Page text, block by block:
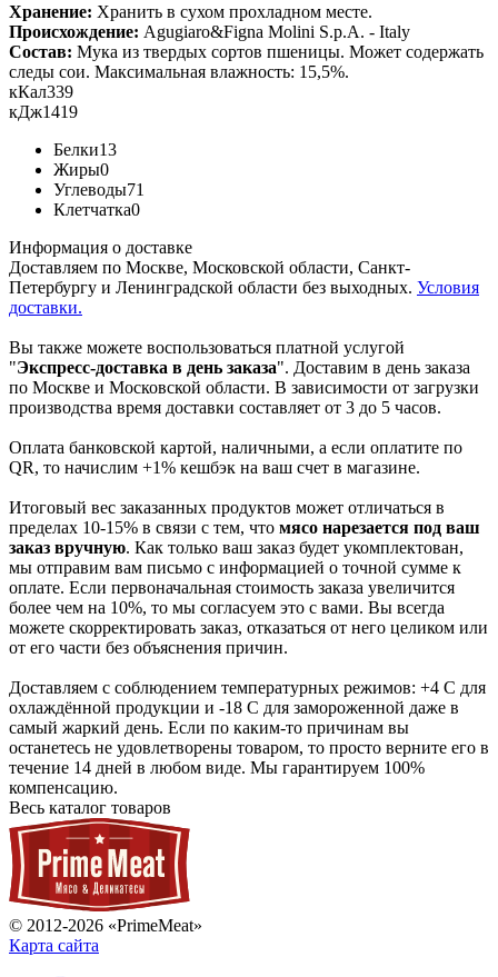
Хранение: Хранить в сухом прохладном месте.
Происхождение: Agugiaro&Figna Molini S.p.A. - Italy
Состав: Мука из твердых сортов пшеницы. Может содержать
следы сои. Максимальная влажность: 15,5%.
кКал339
кДж1419
Белки13
Жиры0
Углеводы71
Клетчатка0
Информация о доставке
Доставляем по Москве, Московской области, Санкт-
Петербургу и Ленинградской области без выходных. Условия
доставки.
Вы также можете воспользоваться платной услугой
"Экспресс-доставка в день заказа". Доставим в день заказа
по Москве и Московской области. В зависимости от загрузки
производства время доставки составляет от 3 до 5 часов.
Оплата банковской картой, наличными, а если оплатите по
QR, то начислим +1% кешбэк на ваш счет в магазине.
Итоговый вес заказанных продуктов может отличаться в
пределах 10-15% в связи с тем, что мясо нарезается под ваш
заказ вручную. Как только ваш заказ будет укомплектован,
мы отправим вам письмо с информацией о точной сумме к
оплате. Если первоначальная стоимость заказа увеличится
более чем на 10%, то мы согласуем это с вами. Вы всегда
можете скорректировать заказ, отказаться от него целиком или
от его части без объяснения причин.
Доставляем с соблюдением температурных режимов: +4 С для
охлаждённой продукции и -18 С для замороженной даже в
самый жаркий день. Если по каким-то причинам вы
останетесь не удовлетворены товаром, то просто верните его в
течение 14 дней в любом виде. Мы гарантируем 100%
компенсацию.
Весь каталог товаров
© 2012-2026 «PrimeMeat»
Карта сайта